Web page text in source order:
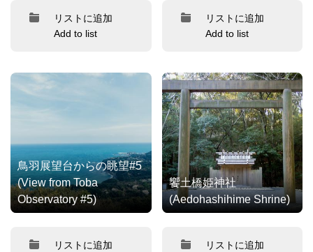
リストに追加
Add to list
リストに追加
Add to list
鳥羽展望台からの眺望#5
(View from Toba
Observatory #5)
リストに追加
饗土橋姫神社
(Aedohashihime Shrine)
リストに追加